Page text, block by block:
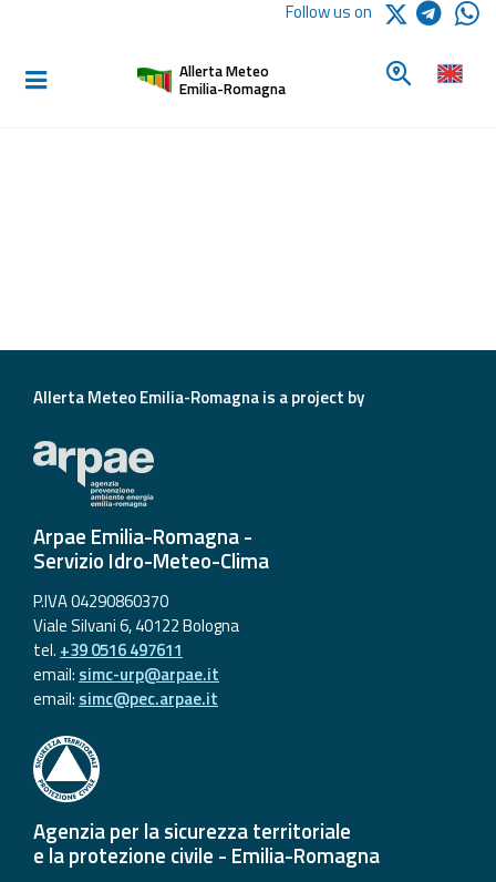
Informed and
Alerts and
Event
monitoring
Forecasts and
data
Weather and sea
forecasts
Observational
data
Weather radar
Follow us on
Allerta Meteo
Emilia-Romagna
Look for a
Allerta Meteo Emilia-Romagna is a project by
Arpae Emilia-Romagna -
Servizio Idro-Meteo-Clima
P.IVA 04290860370
Viale Silvani 6, 40122 Bologna
tel. +39 0516 497611
email: simc-urp@arpae.it
email: simc@pec.arpae.it
Agenzia per la sicurezza territoriale
e la protezione civile - Emilia-Romagna